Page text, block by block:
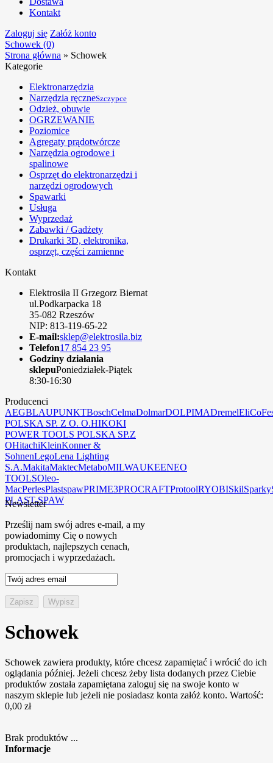
Kontakt
Zaloguj się Załóż konto
Schowek (0)
Strona główna » Schowek
Kategorie
Elektronarzędzia
Narzędzia ręczneSzczypce
Odzież, obuwie
OGRZEWANIE
Poziomice
Agregaty prądotwórcze
Narzędzia ogrodowe i
spalinowe
Osprzęt do elektronarzędzi i
narzędzi ogrodowych
Spawarki
Usługa
Wyprzedaż
Zabawki / Gadżety
Drukarki 3D, elektronika,
osprzęt, części zamienne
Kontakt
Elektrosiła II Grzegorz Biernat
ul.Podkarpacka 18
35-082 Rzeszów
NIP: 813-119-65-22
E-mail:sklep@elektrosila.biz
Telefon17 854 23 95
Godziny działania
sklepuPoniedziałek-Piątek
8:30-16:30
Producenci
AEGBLAUPUNKTBoschCelmaDolmarDOLPIMADremelEliCo
POLSKA SP. Z O. O.HIKOKI
POWER TOOLS POLSKA SP.Z
OHitachiKleinKonner &
SohnenLegoLena Lighting
S.A.MakitaMaktecMetaboMILWAUKEENEO
TOOLSOleo-
MacPerlesPlastspawPRIME3PROCRAFTProtoolRYOBISkilSparky
PLAST-SPAW
Newsletter
Prześlij nam swój adres e-mail, a my
powiadomimy Cię o nowych
produktach, najlepszych cenach,
promocjach i wyprzedażach.
Schowek
Schowek zawiera produkty, które chcesz zapamiętać i wrócić do ich
oglądania później. Jeżeli chcesz żeby lista dodanych przez Ciebie
produktów została zapamiętana zaloguj się na swoje konto w
naszym sklepie lub jeżeli nie posiadasz konta załóż konto. Wartość:
0,00 zł
Brak produktów ...
Informacje